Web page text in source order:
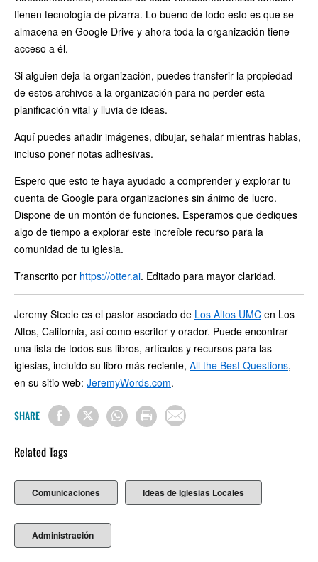
tienen tecnología de pizarra. Lo bueno de todo esto es que se
almacena en Google Drive y ahora toda la organización tiene
acceso a él.
Si alguien deja la organización, puedes transferir la propiedad
de estos archivos a la organización para no perder esta
planificación vital y lluvia de ideas.
Aquí puedes añadir imágenes, dibujar, señalar mientras hablas,
incluso poner notas adhesivas.
Espero que esto te haya ayudado a comprender y explorar tu
cuenta de Google para organizaciones sin ánimo de lucro.
Dispone de un montón de funciones. Esperamos que dediques
algo de tiempo a explorar este increíble recurso para la
comunidad de tu iglesia.
Transcrito por https://otter.ai. Editado para mayor claridad.
Jeremy Steele es el pastor asociado de Los Altos UMC en Los
Altos, California, así como escritor y orador. Puede encontrar
una lista de todos sus libros, artículos y recursos para las
iglesias, incluido su libro más reciente, All the Best Questions,
en su sitio web: JeremyWords.com.
SHARE
Related Tags
Comunicaciones Ideas de Iglesias Locales
Administración